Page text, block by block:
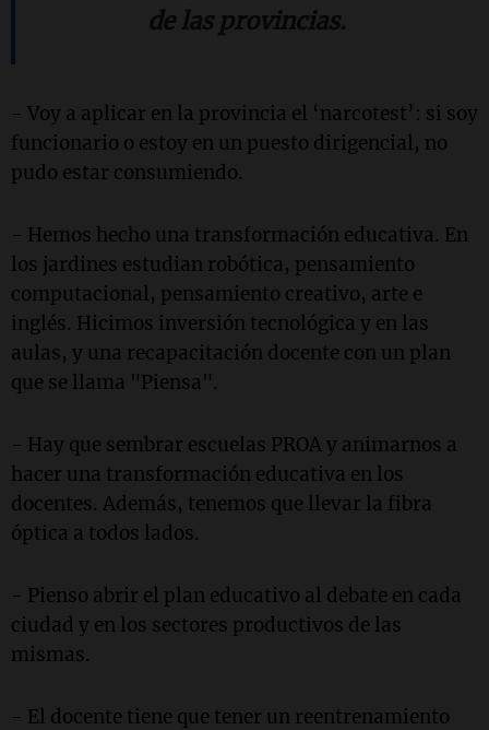
de las provincias.
- Voy a aplicar en la provincia el ‘narcotest’: si soy
funcionario o estoy en un puesto dirigencial, no
pudo estar consumiendo.
- Hemos hecho una transformación educativa. En
los jardines estudian robótica, pensamiento
computacional, pensamiento creativo, arte e
inglés. Hicimos inversión tecnológica y en las
aulas, y una recapacitación docente con un plan
que se llama "Piensa".
- Hay que sembrar escuelas PROA y animarnos a
hacer una transformación educativa en los
docentes. Además, tenemos que llevar la fibra
óptica a todos lados.
- Pienso abrir el plan educativo al debate en cada
ciudad y en los sectores productivos de las
mismas.
- El docente tiene que tener un reentrenamiento